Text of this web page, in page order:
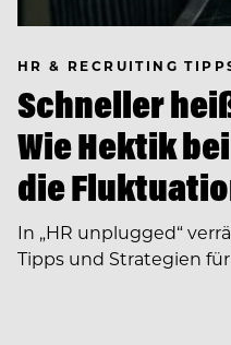
HR & RECRUITING
Schneller
Wie Hektik
die
In ­„HR unplugged“
Tipps und Strategien